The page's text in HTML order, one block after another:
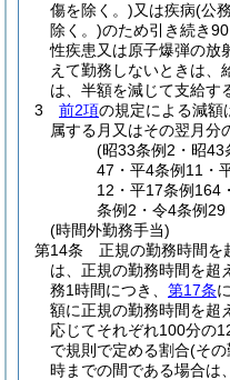
傷を除く。)又は疾病(公
除く。)のため引き続き90
性疾患又は原子爆弾の放
えて勤務しないときは、
は、半額を減じて支給す
3
前2項の規定による減額
属する月又はその翌月分
(昭33条例2・昭43
47・平4条例11・
12・平17条例164
条例2・令4条例29
(時間外勤務手当)
第14条
正規の勤務時間を
は、正規の勤務時間を超
務1時間につき、 第17条
額に正規の勤務時間を超
応じてそれぞれ100分の
で規則で定める割合(その
時までの間である場合は